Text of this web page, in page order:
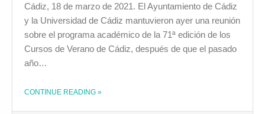
Cádiz, 18 de marzo de 2021. El Ayuntamiento de Cádiz
y la Universidad de Cádiz mantuvieron ayer una reunión
sobre el programa académico de la 71ª edición de los
Cursos de Verano de Cádiz, después de que el pasado
año…
CONTINUE READING THE "EL AYUNTAMIENTO Y LA UNIVERSIDAD TRABAJAN EN LA 71ª EDICIÓN DE LOS CURSOS DE VERANO DE CÁDIZ"
»